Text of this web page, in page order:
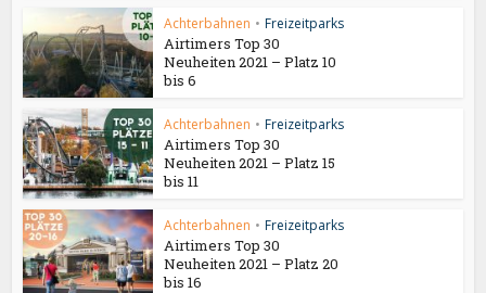
Achterbahnen • Freizeitparks
Airtimers Top 30
Neuheiten 2021 – Platz 10
bis 6
Achterbahnen • Freizeitparks
Airtimers Top 30
Neuheiten 2021 – Platz 15
bis 11
Achterbahnen • Freizeitparks
Airtimers Top 30
Neuheiten 2021 – Platz 20
bis 16